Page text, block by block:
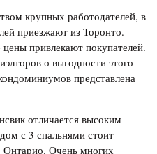
крупных работодателей, в
приезжают из Торонто.
привлекают покупателей.
о выгодности этого
представлена
отличается высоким
с 3 спальнями стоит
Очень многих